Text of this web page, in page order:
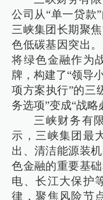
公司从“单一贷款
三峡集团长期聚
色低碳基因突出
将绿色金融作为
牌，构建了“领导
项方案执行”的三
务选项”变成“战略
三峡财务有
示，三峡集团最
出、清洁能源装
色金融的重要基
电、长江大保护
律，聚焦风险节